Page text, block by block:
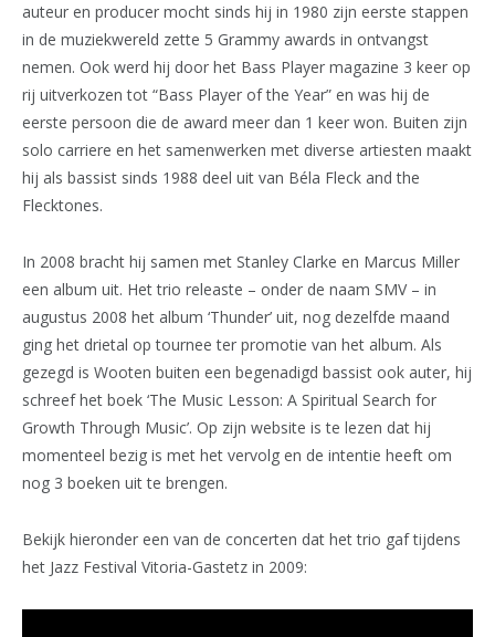
auteur en producer mocht sinds hij in 1980 zijn eerste stappen
in de muziekwereld zette 5 Grammy awards in ontvangst
nemen. Ook werd hij door het Bass Player magazine 3 keer op
rij uitverkozen tot “Bass Player of the Year” en was hij de
eerste persoon die de award meer dan 1 keer won. Buiten zijn
solo carriere en het samenwerken met diverse artiesten maakt
hij als bassist sinds 1988 deel uit van Béla Fleck and the
Flecktones.
In 2008 bracht hij samen met Stanley Clarke en Marcus Miller
een album uit. Het trio releaste – onder de naam SMV – in
augustus 2008 het album ‘Thunder’ uit, nog dezelfde maand
ging het drietal op tournee ter promotie van het album. Als
gezegd is Wooten buiten een begenadigd bassist ook auter, hij
schreef het boek ‘The Music Lesson: A Spiritual Search for
Growth Through Music’. Op zijn website is te lezen dat hij
momenteel bezig is met het vervolg en de intentie heeft om
nog 3 boeken uit te brengen.
Bekijk hieronder een van de concerten dat het trio gaf tijdens
het Jazz Festival Vitoria-Gastetz in 2009: